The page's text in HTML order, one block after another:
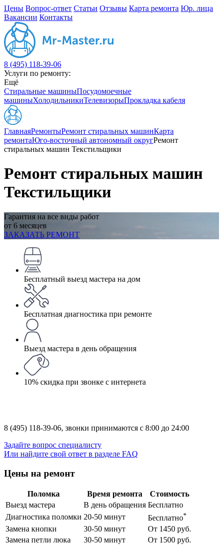
Цены Вопрос-ответ Статьи Отзывы Карта ремонта Юр. лица
Вакансии Контакты
8 (495) 118-39-06
Услуги по ремонту:
Ещё
Стиральные машиныПосудомоечные
машиныХолодильникиТелевизорыПрокладка кабеля
ГлавнаяРемонтыРемонт стиральных машинКарта
ремонтаЮго-восточный автономный округРемонт
стиральных машин Текстильщики
Ремонт стиральных машин
Текстильщики
Гарантия на все виды работ
от 6 месяцев
ЗАКАЗАТЬ РЕМОНТ
Бесплатный выезд мастера на дом
Бесплатная диагностика при ремонте
Выезд мастера в день обращения
10% скидка при звонке с интернета
8 (495) 118-39-06, звонки принимаются с 8:00 до 24:00
Задайте вопрос специалисту
Или найдите свой ответ в разделе FAQ
Цены на ремонт
Поломка Время ремонта
Стоимость
Выезд мастера
В день обращения Бесплатно
Диагностика поломки 20-50 минут Бесплатно*
Замена кнопки 30-50 минут
От 1450 руб.
Замена петли люка
30-50 минут
От 1500 руб.